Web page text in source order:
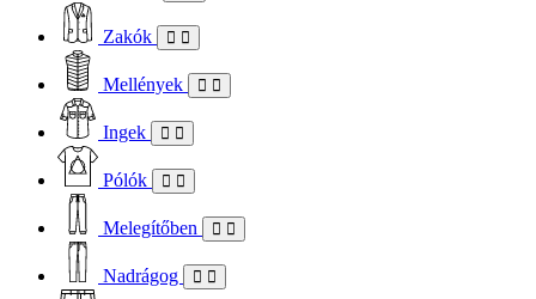
Zakók
Mellények
Ingek
Pólók
Melegítőben
Nadrágog